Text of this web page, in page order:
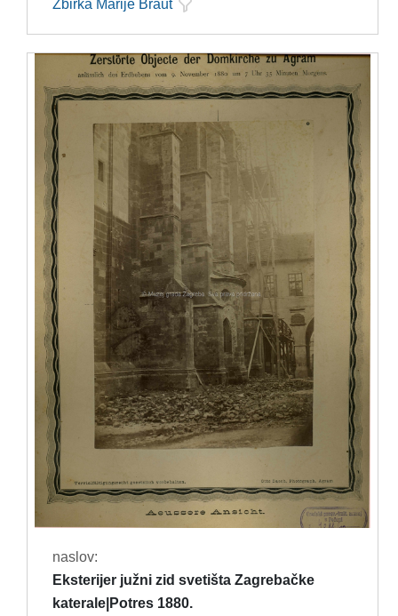
Zbirka Marije Braut
naslov:
Eksterijer južni zid svetišta Zagrebačke
katerale|Potres 1880.